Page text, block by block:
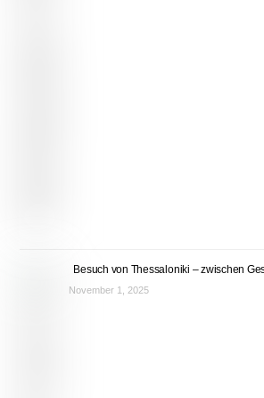
Besuch von Thessaloniki – zwischen
November 1, 2025